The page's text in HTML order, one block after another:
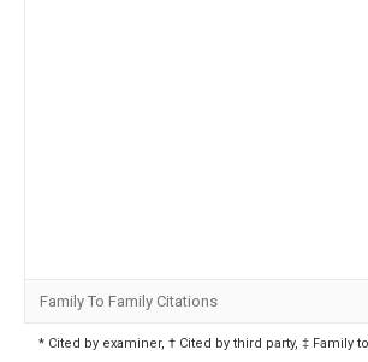
Family To Family Citations
* Cited by examiner, † Cited by third party, ‡ Family